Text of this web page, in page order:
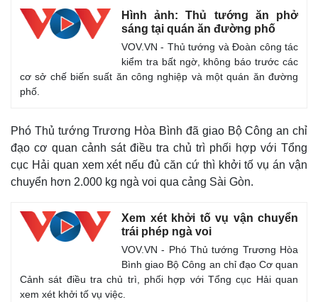
Thế giới
Hồ sơ
Multimedia
Video
Ảnh
E-Magazine
Hình ảnh: Thủ tướng ăn phở
sáng tại quán ăn đường phố
VOV.VN - Thủ tướng và Đoàn công tác
kiểm tra bất ngờ, không báo trước các
cơ sở chế biến suất ăn công nghiệp và một quán ăn đường
phố.
Phó Thủ tướng Trương Hòa Bình đã giao Bộ Công an chỉ
đạo cơ quan cảnh sát điều tra chủ trì phối hợp với Tổng
cục Hải quan xem xét nếu đủ căn cứ thì khởi tố vụ án vận
chuyển hơn 2.000 kg ngà voi qua cảng Sài Gòn.
Xem xét khởi tố vụ vận chuyển
trái phép ngà voi
VOV.VN - Phó Thủ tướng Trương Hòa
Bình giao Bộ Công an chỉ đạo Cơ quan
Cảnh sát điều tra chủ trì, phối hợp với Tổng cục Hải quan
xem xét khởi tố vụ việc.